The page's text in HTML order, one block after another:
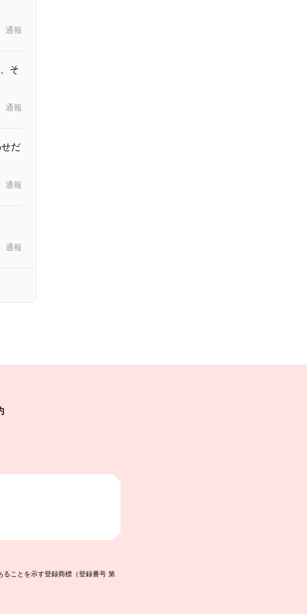
通報
そ
通報
だ
通報
通報
ことを示す登録商標（登録番号 第